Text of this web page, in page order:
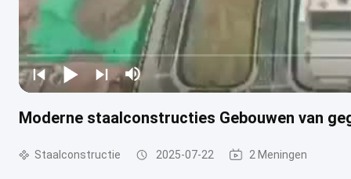
Moderne staalconstructies Gebouwen van
Staalconstructie 2025-07-22 2 Meningen